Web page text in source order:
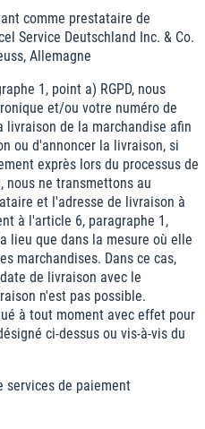
comme prestataire de
Service Deutschland Inc. & Co.
Allemagne
1, point a) RGPD, nous
et/ou votre numéro de
de la marchandise afin
ou d'annoncer la livraison, si
exprès lors du processus de
nous ne transmettons au
et l'adresse de livraison à
à l'article 6, paragraphe 1,
lieu que dans la mesure où elle
marchandises. Dans ce cas,
de livraison avec le
n'est pas possible.
à tout moment avec effet pour
ci-dessus ou vis-à-vis du
services de paiement